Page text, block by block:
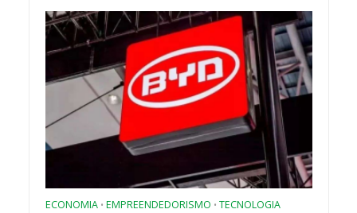
ECONOMIA • EMPREENDEDORISMO • TECNOLOGIA